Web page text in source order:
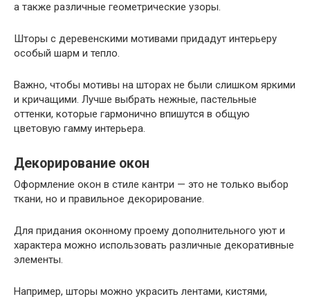
а также различные геометрические узоры.
Шторы с деревенскими мотивами придадут интерьеру
особый шарм и тепло.
Важно, чтобы мотивы на шторах не были слишком яркими
и кричащими. Лучше выбрать нежные, пастельные
оттенки, которые гармонично впишутся в общую
цветовую гамму интерьера.
Декорирование окон
Оформление окон в стиле кантри — это не только выбор
ткани, но и правильное декорирование.
Для придания оконному проему дополнительного уют и
характера можно использовать различные декоративные
элементы.
Например, шторы можно украсить лентами, кистями,